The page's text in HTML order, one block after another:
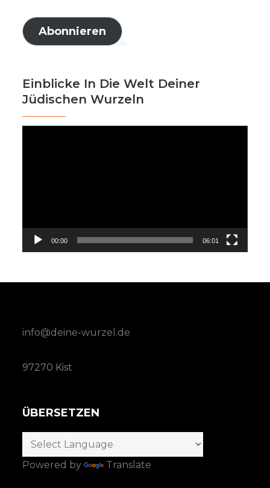
Adresse
Abonnieren
Einblicke In Die Welt Deiner
Jüdischen Wurzeln
00:00 06:01
info@deine-wurzel.de
97270 Kist
ÜBERSETZEN
Powered by Translate